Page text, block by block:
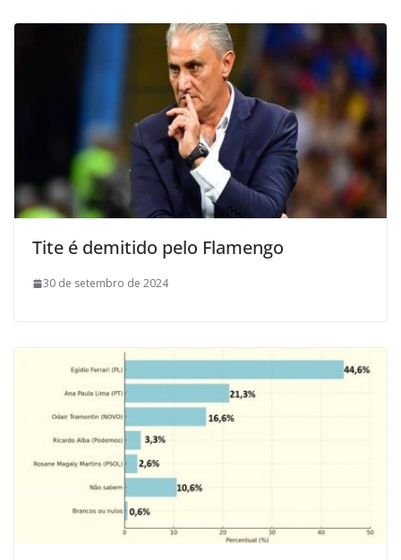
Tite é demitido pelo Flamengo
30 de setembro de 2024